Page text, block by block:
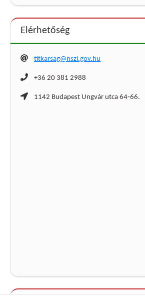
Elérhetőség
titkarsag@nszi.gov.hu
+36 20 381 2988
1142 Budapest Ungvár utca 64-66.